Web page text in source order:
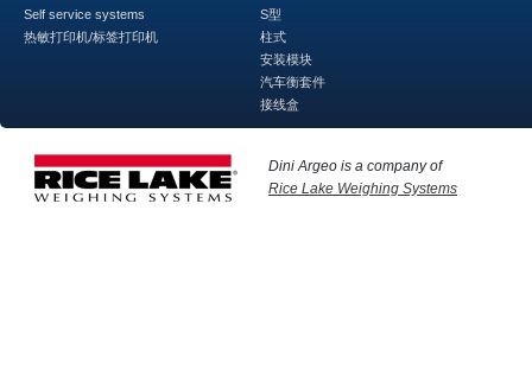
Self service systems
热敏打印机/标签打印机
S型
柱式
安装模块
汽车衡套件
接线盒
Dini Argeo is a company of
Rice Lake Weighing Systems